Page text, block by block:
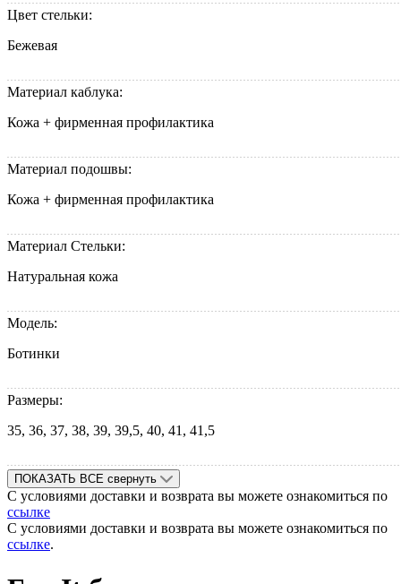
Цвет стельки:
Бежевая
Материал каблука:
Кожа + фирменная профилактика
Материал подошвы:
Кожа + фирменная профилактика
Материал Стельки:
Натуральная кожа
Модель:
Ботинки
Размеры:
35, 36, 37, 38, 39, 39,5, 40, 41, 41,5
ПОКАЗАТЬ ВСЕ свернуть
С условиями доставки и возврата вы можете ознакомиться по
ссылке
С условиями доставки и возврата вы можете ознакомиться по
ссылке.